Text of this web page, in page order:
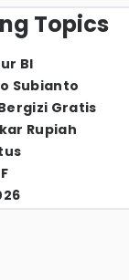
Topics
BI
Subianto
Gratis
Rupiah